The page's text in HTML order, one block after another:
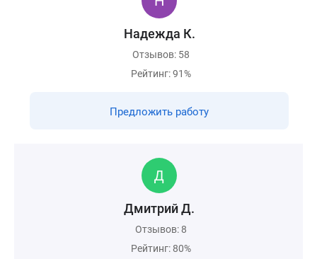
Надежда К.
Отзывов: 58
Рейтинг: 91%
Предложить работу
Дмитрий Д.
Отзывов: 8
Рейтинг: 80%